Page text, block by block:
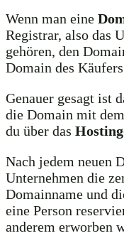
Wenn man eine
Registrar, also das
gehören, den
Domain des
Genauer gesagt ist
die Domain mit
du über das
Nach jedem neuen
Unternehmen die
Domainname und
eine Person
anderem erworben